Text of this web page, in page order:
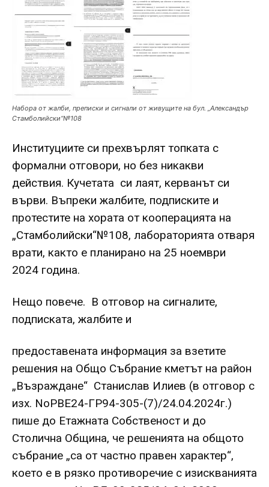
Набора от жалби, преписки и сигнали от живущите на бул. „Александър
Стамболийски“№108
Институциите си прехвърлят топката с
формални отговори, но без никакви
действия. Кучетата си лаят, керванът си
върви. Въпреки жалбите, подписките и
протестите на хората от кооперацията на
„Стамболийски“№108, лабораторията отваря
врати, както е планирано на 25 ноември
2024 година.
Нещо повече. В отговор на сигналите,
подписката, жалбите и
предоставената информация за взетите
решения на Общо Събрание кметът на район
„Възраждане“ Станислав Илиев (в отговор с
изх. NoРВЕ24-ГР94-305-(7)/24.04.2024г.)
пише до Етажната Собственост и до
Столична Община, че решенията на общото
събрание „са от частно правен характер“,
което е в рязко противоречие с изискванията